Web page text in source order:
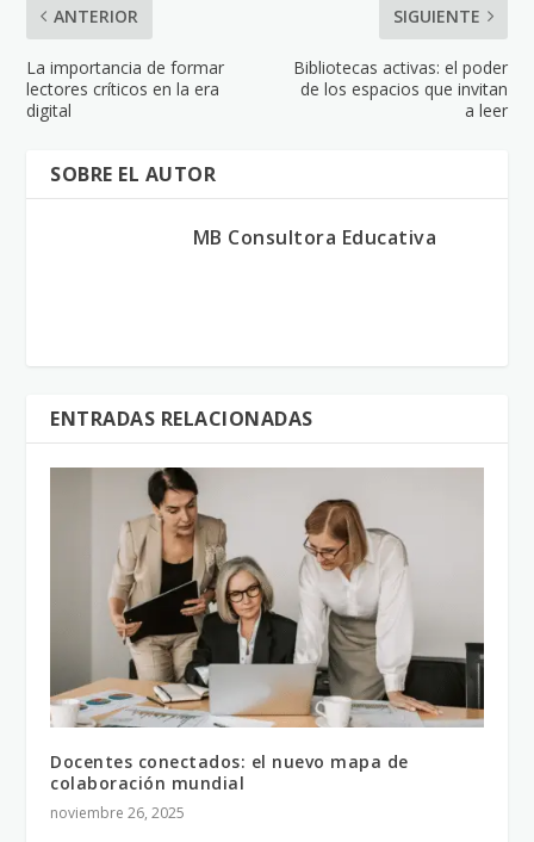
ANTERIOR
La importancia de formar
lectores críticos en la era
digital
SIGUIENTE
Bibliotecas activas: el poder
de los espacios que invitan
a leer
SOBRE EL AUTOR
MB Consultora Educativa
ENTRADAS RELACIONADAS
Docentes conectados: el nuevo mapa de
colaboración mundial
noviembre 26, 2025